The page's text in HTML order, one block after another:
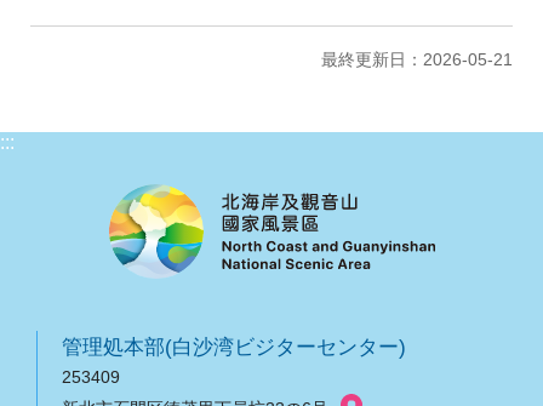
最終更新日：2026-05-21
:::
管理処本部(白沙湾ビジターセンター)
253409